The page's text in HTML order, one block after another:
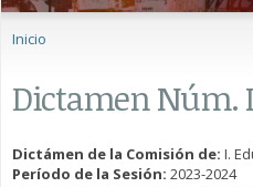
Inicio
Dictamen Núm.
Dictámen de la Comisión de: I.
Período de la Sesión: 2023-2024